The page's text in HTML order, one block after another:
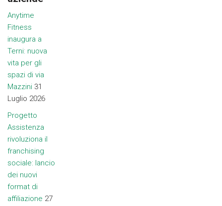
Anytime
Fitness
inaugura a
Terni: nuova
vita per gli
spazi di via
Mazzini 31
Luglio 2026
Progetto
Assistenza
rivoluziona il
franchising
sociale: lancio
dei nuovi
format di
affiliazione 27